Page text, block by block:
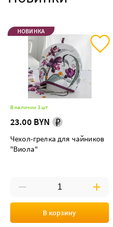
НОВИНКА
В наличии 3 шт
23.00 BYN
Чехол-грелка для чайников
"Виола"
В корзину